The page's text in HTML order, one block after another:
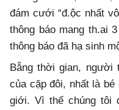
đám cưới “đ.ộc nhất
thông báo mang th.ai
thông báo đã hạ sinh
Bẵng thời gian, người
của cặp đôi, nhất là
giới. Vì thế chúng tôi